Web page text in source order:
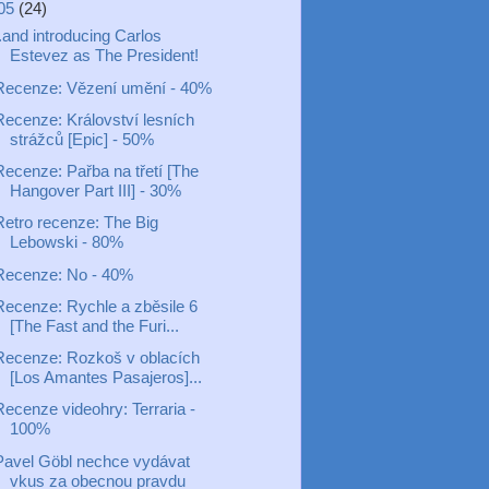
(24)
introducing Carlos
Estevez as The President!
Vězení umění - 40%
Království lesních
strážců [Epic] - 50%
Pařba na třetí [The
Hangover Part III] - 30%
recenze: The Big
Lebowski - 80%
No - 40%
Rychle a zběsile 6
[The Fast and the Furi...
Rozkoš v oblacích
[Los Amantes Pasajeros]...
videohry: Terraria -
100%
Göbl nechce vydávat
vkus za obecnou pravdu